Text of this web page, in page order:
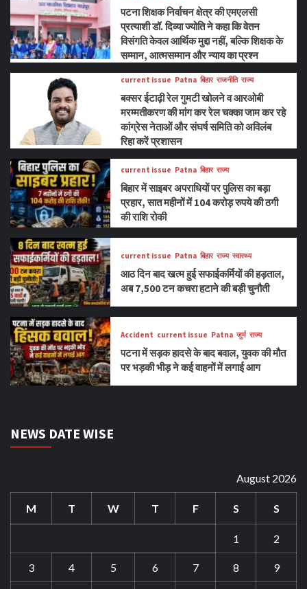
पटना शिक्षक निर्वाचन क्षेत्र की एमएलसी
प्रत्याशी डॉ. दिव्या ज्योति ने कहा कि वेतन
विसंगति केवल आर्थिक मुद्दा नहीं, बल्कि शिक्षक के
सम्मान, आत्मसम्मान और न्याय का प्रश्न
current issue Patna बिहार राजनीति राज्य
बक्सर ईटाढ़ी रेल गुमटी खोलने व आरओबी
मरम्मतीकरण की मांग कर रेल चक्का जाम कर रहे
कांग्रेस नेताओं और संघर्ष समिति को अविलंब
रिहा करें प्रशासन
current issue Patna बिहार राज्य
बिहार में साइबर अपराधियों पर पुलिस का बड़ा
प्रहार, सात महीनों में 104 करोड़ रुपये की ठगी
की राशि रोकी
current issue Patna बिहार राज्य स्वास्थ्य
आठ दिन बाद खत्म हुई सफाईकर्मियों की हड़ताल,
अब 7,500 टन कचरा हटाने की बड़ी चुनौती
Accident current issue Patna जुर्म राज्य
पटना में सड़क हादसे के बाद बवाल, युवक की मौत
पर भड़की भीड़ ने कई वाहनों में लगाई आग
NEWS DATE WISE
August 2026
M T W T F S S
1 2
3 4 5 6 7 8 9